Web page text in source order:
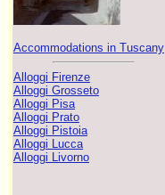
Accommodations in Tuscany
Alloggi Firenze
Alloggi Grosseto
Alloggi Pisa
Alloggi Prato
Alloggi Pistoia
Alloggi Lucca
Alloggi Livorno